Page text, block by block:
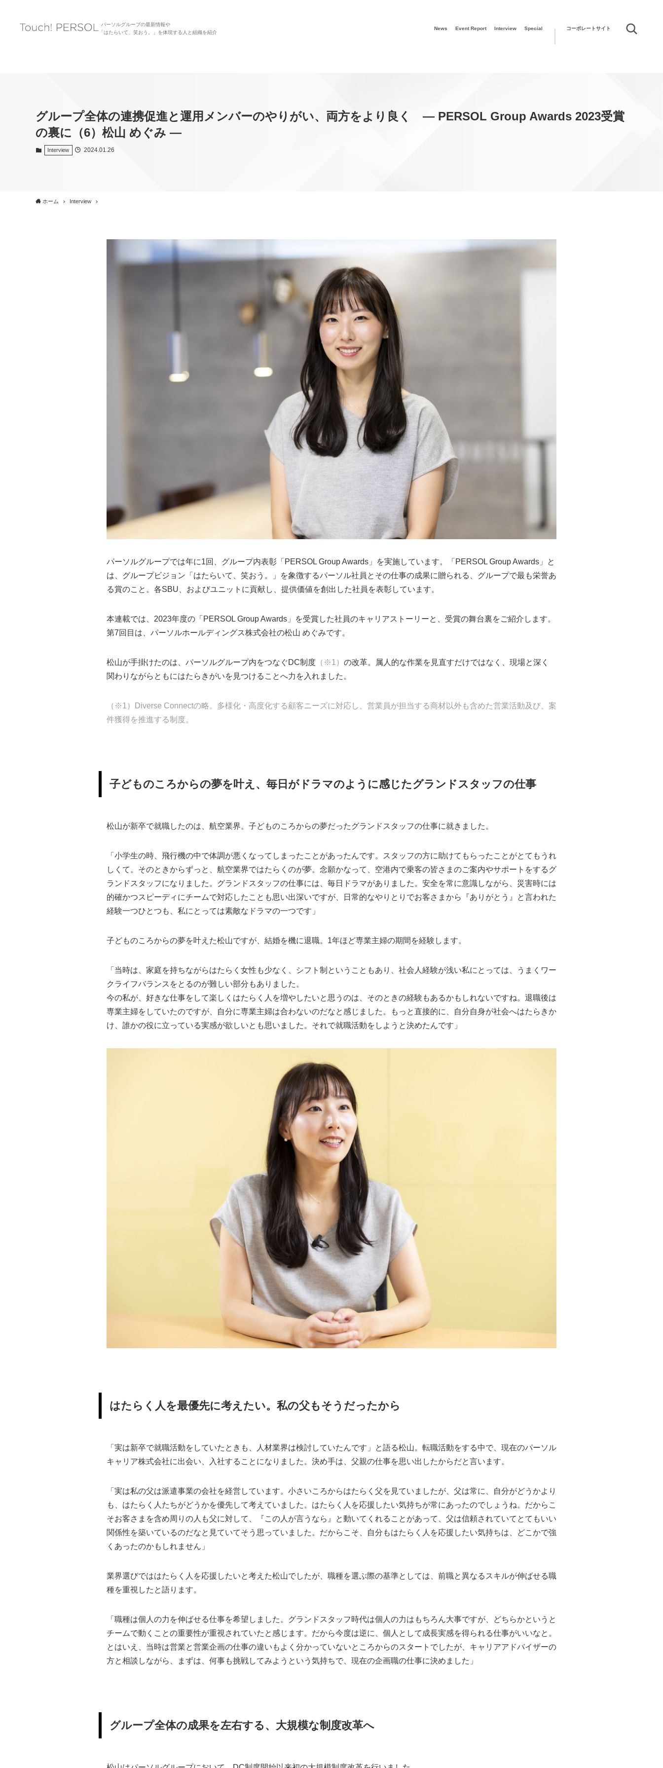
パーソルグループの最新情報や
「はたらいて、笑おう。」を体現する人と組織を紹介
News Event Report Interview Special コーポレートサイト
グループ全体の連携促進と運用メンバーのやりがい、両方をより良く ― PERSOL Group Awards 2023受賞
の裏に（6）松山 めぐみ ―
Interview 2024.01.26
ホーム Interview
パーソルグループでは年に1回、グループ内表彰「PERSOL Group Awards」を実施しています。「PERSOL Group Awards」と
は、グループビジョン「はたらいて、笑おう。」を象徴するパーソル社員とその仕事の成果に贈られる、グループで最も栄誉あ
る賞のこと。各SBU、およびユニットに貢献し、提供価値を創出した社員を表彰しています。
本連載では、2023年度の「PERSOL Group Awards」を受賞した社員のキャリアストーリーと、受賞の舞台裏をご紹介します。
第7回目は、パーソルホールディングス株式会社の松山 めぐみです。
松山が手掛けたのは、パーソルグループ内をつなぐDC制度 （※1） の改革。属人的な作業を見直すだけではなく、現場と深く
関わりながらともにはたらきがいを見つけることへ力を入れました。
（※1）Diverse Connectの略。多様化・高度化する顧客ニーズに対応し、営業員が担当する商材以外も含めた営業活動及び、案
件獲得を推進する制度。
子どものころからの夢を叶え、毎日がドラマのように感じたグランドスタッフの仕事
松山が新卒で就職したのは、航空業界。子どものころからの夢だったグランドスタッフの仕事に就きました。
「小学生の時、飛行機の中で体調が悪くなってしまったことがあったんです。スタッフの方に助けてもらったことがとてもうれ
しくて。そのときからずっと、航空業界ではたらくのが夢。念願かなって、空港内で乗客の皆さまのご案内やサポートをするグ
ランドスタッフになりました。グランドスタッフの仕事には、毎日ドラマがありました。安全を常に意識しながら、災害時には
的確かつスピーディにチームで対応したことも思い出深いですが、日常的なやりとりでお客さまから『ありがとう』と言われた
経験一つひとつも、私にとっては素敵なドラマの一つです」
子どものころからの夢を叶えた松山ですが、結婚を機に退職。1年ほど専業主婦の期間を経験します。
「当時は、家庭を持ちながらはたらく女性も少なく、シフト制ということもあり、社会人経験が浅い私にとっては、うまくワー
クライフバランスをとるのが難しい部分もありました。
今の私が、好きな仕事をして楽しくはたらく人を増やしたいと思うのは、そのときの経験もあるかもしれないですね。退職後は
専業主婦をしていたのですが、自分に専業主婦は合わないのだなと感じました。もっと直接的に、自分自身が社会へはたらきか
け、誰かの役に立っている実感が欲しいとも思いました。それで就職活動をしようと決めたんです」
はたらく人を最優先に考えたい。私の父もそうだったから
「実は新卒で就職活動をしていたときも、人材業界は検討していたんです」と語る松山。転職活動をする中で、現在のパーソル
キャリア株式会社に出会い、入社することになりました。決め手は、父親の仕事を思い出したからだと言います。
「実は私の父は派遣事業の会社を経営しています。小さいころからはたらく父を見ていましたが、父は常に、自分がどうかより
も、はたらく人たちがどうかを優先して考えていました。はたらく人を応援したい気持ちが常にあったのでしょうね。だからこ
そお客さまを含め周りの人も父に対して、『この人が言うなら』と動いてくれることがあって、父は信頼されていてとてもいい
関係性を築いているのだなと見ていてそう思っていました。だからこそ、自分もはたらく人を応援したい気持ちは、どこかで強
くあったのかもしれません」
業界選びでははたらく人を応援したいと考えた松山でしたが、職種を選ぶ際の基準としては、前職と異なるスキルが伸ばせる職
種を重視したと語ります。
「職種は個人の力を伸ばせる仕事を希望しました。グランドスタッフ時代は個人の力はもちろん大事ですが、どちらかというと
チームで動くことの重要性が重視されていたと感じます。だから今度は逆に、個人として成長実感を得られる仕事がいいなと。
とはいえ、当時は営業と営業企画の仕事の違いもよく分かっていないところからのスタートでしたが、キャリアアドバイザーの
方と相談しながら、まずは、何事も挑戦してみようという気持ちで、現在の企画職の仕事に決めました」
グループ全体の成果を左右する、大規模な制度改革へ